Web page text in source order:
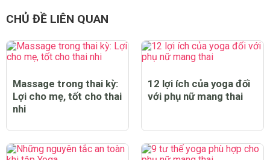
CHỦ ĐỀ LIÊN QUAN
Massage trong thai kỳ:
Lợi cho mẹ, tốt cho thai
nhi
12 lợi ích của yoga đối
với phụ nữ mang thai